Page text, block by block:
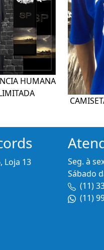
HUMANA
Loja 13
Seg. à
Sábado
(11)
(11)